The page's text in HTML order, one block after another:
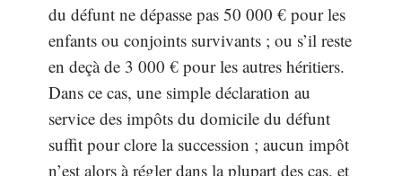
du défunt ne dépasse pas 50 000 € pour les
enfants ou conjoints survivants ; ou s’il reste
en deçà de 3 000 € pour les autres héritiers.
Dans ce cas, une simple déclaration au
service des impôts du domicile du défunt
suffit pour clore la succession ; aucun impôt
n’est alors à régler dans la plupart des cas, et